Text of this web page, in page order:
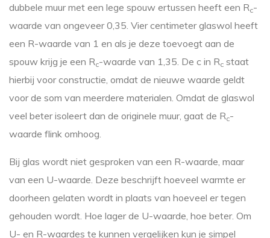
dubbele muur met een lege spouw ertussen heeft een Rc-
waarde van ongeveer 0,35. Vier centimeter glaswol heeft
een R-waarde van 1 en als je deze toevoegt aan de
spouw krijg je een Rc-waarde van 1,35. De c in Rc staat
hierbij voor constructie, omdat de nieuwe waarde geldt
voor de som van meerdere materialen. Omdat de glaswol
veel beter isoleert dan de originele muur, gaat de Rc-
waarde flink omhoog.
Bij glas wordt niet gesproken van een R-waarde, maar
van een U-waarde. Deze beschrijft hoeveel warmte er
doorheen gelaten wordt in plaats van hoeveel er tegen
gehouden wordt. Hoe lager de U-waarde, hoe beter. Om
U- en R-waardes te kunnen vergelijken kun je simpel